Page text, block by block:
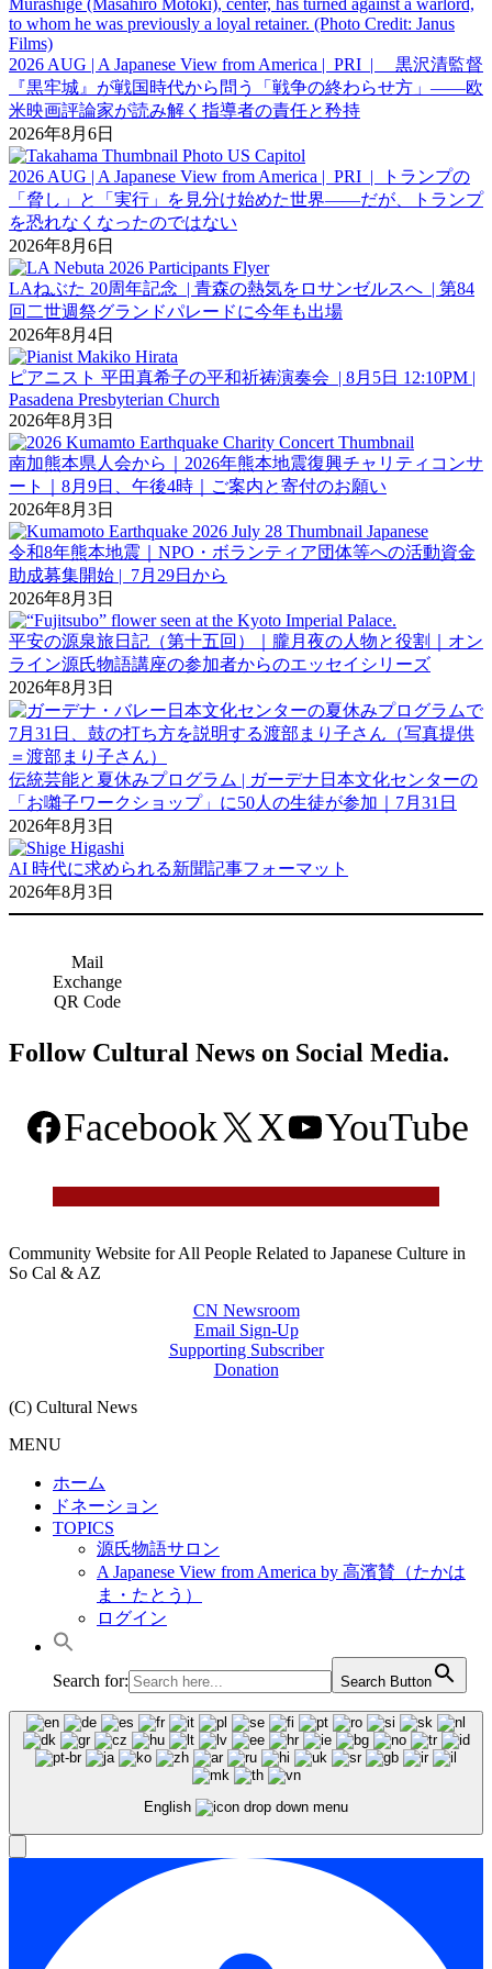
2026 AUG | A Japanese View from America | PRI | 黒沢清監督
『黒牢城』が戦国時代から問う「戦争の終わらせ方」――欧
米映画評論家が読み解く指導者の責任と矜持
2026年8月6日
2026 AUG | A Japanese View from America | PRI | トランプの
「脅し」と「実行」を見分け始めた世界――だが、トランプ
を恐れなくなったのではない
2026年8月6日
LAねぶた 20周年記念 | 青森の熱気をロサンゼルスへ | 第84
回二世週祭グランドパレードに今年も出場
2026年8月4日
ピアニスト 平田真希子の平和祈祷演奏会 | 8月5日 12:10PM |
Pasadena Presbyterian Church
2026年8月3日
南加熊本県人会から｜2026年熊本地震復興チャリティコンサ
ート｜8月9日、午後4時｜ご案内と寄付のお願い
2026年8月3日
令和8年熊本地震｜NPO・ボランティア団体等への活動資金
助成募集開始 | 7月29日から
2026年8月3日
平安の源泉旅日記（第十五回）｜朧月夜の人物と役割｜オン
ライン源氏物語講座の参加者からのエッセイシリーズ
2026年8月3日
伝統芸能と夏休みプログラム | ガーデナ日本文化センターの
「お囃子ワークショップ」に50人の生徒が参加｜7月31日
2026年8月3日
AI 時代に求められる新聞記事フォーマット
2026年8月3日
Mail
Exchange
QR Code
Follow Cultural News on Social Media.
Facebook X YouTube
Community Website for All People Related to Japanese Culture in
So Cal & AZ
CN Newsroom
Email Sign-Up
Supporting Subscriber
Donation
(C) Cultural News
MENU
ホーム
ドネーション
TOPICS
源氏物語サロン
A Japanese View from America by 高濱賛（たかは
ま・たとう）
ログイン
Search for: Search Button
English